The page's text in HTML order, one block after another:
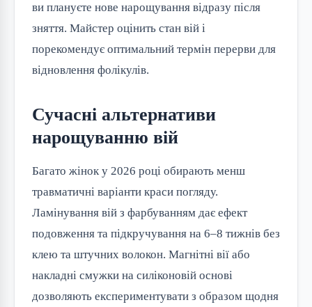
ви плануєте нове нарощування відразу після
зняття. Майстер оцінить стан вій і
порекомендує оптимальний термін перерви для
відновлення фолікулів.
Сучасні альтернативи
нарощуванню вій
Багато жінок у 2026 році обирають менш
травматичні варіанти краси погляду.
Ламінування вій з фарбуванням дає ефект
подовження та підкручування на 6–8 тижнів без
клею та штучних волокон. Магнітні вії або
накладні смужки на силіконовій основі
дозволяють експериментувати з образом щодня